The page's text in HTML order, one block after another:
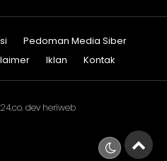
Pedoman Media Siber
Iklan Kontak
. dev heriweb